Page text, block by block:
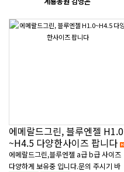
에메랄드그린, 블루엔젤 H1.0
~H4.5 다양한사이즈 팝니다
에메랄드그린,블루엔젤 a급 b급 사이즈
다양하게 보유중 입니다.문의 주시기 바